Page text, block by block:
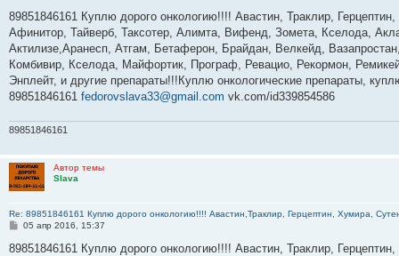
о
щ
е
и
е
89851846161 Куплю дорого онкологию!!!! Авастин, Траклир,
Афинитор, Тайверб, Таксотер, Алимта, Вифенд, Зомета, Кселода,
Актилизе,Аранесп, Атгам, Бетаферон, Брайдан, Велкейд,
Комбивир, Кселода, Майфортик, Програф, Ревацио, Рекормон,
Энплейт, и другие препараты!!!Куплю онкологические препараты,
89851846161 fedorovslava33@gmail.com vk.com/id339854586
89851846161
Автор темы
Slava
Re: 89851846161 Куплю дорого онкологию!!!! Авастин,Траклир, Герцептин, Хумира,
С
о
05 апр 2016, 15:37
89851846161 Куплю дорого онкологию!!!! Авастин, Траклир,